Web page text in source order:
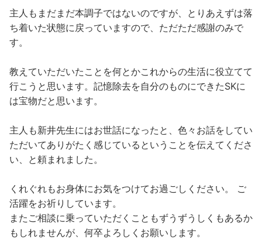
主人もまだまだ本調子ではないのですが、とりあえずは落
ち着いた状態に戻っていますので、ただただ感謝のみで
す。
教えていただいたことを何とかこれからの生活に役立てて
行こうと思います。記憶除去を自分のものにできたSKに
は宝物だと思います。
主人も新井先生にはお世話になったと、色々お話をしてい
ただいてありがたく感じているということを伝えてくださ
い、と頼まれました。
くれぐれもお身体にお気をつけてお過ごしください。 ご
活躍をお祈りしています。
またご相談に乗っていただくこともずうずうしくもあるか
もしれませんが、何卒よろしくお願いします。